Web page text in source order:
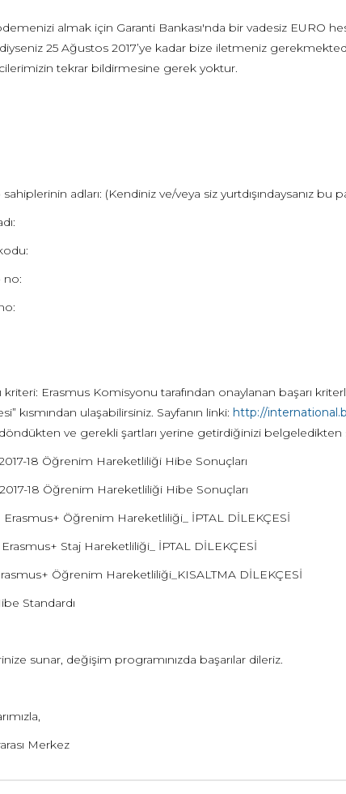
almak için Garanti Bankası'nda bir vadesiz EURO
25 Ağustos 2017’ye kadar bize iletmeniz
tekrar bildirmesine gerek yoktur.
adları: (Kendiniz ve/veya siz yurtdışındaysanız bu
no:
kriteri: Erasmus Komisyonu tarafından onaylanan başarı
kısmından ulaşabilirsiniz. Sayfanın linki: http://
ve gerekli şartları yerine getirdiğinizi belgeledikten
18 Öğrenim Hareketliliği Hibe Sonuçları
18 Öğrenim Hareketliliği Hibe Sonuçları
Erasmus+ Öğrenim Hareketliliği_ İPTAL DİLEKÇESİ
Staj Hareketliliği_ İPTAL DİLEKÇESİ
Öğrenim Hareketliliği_KISALTMA DİLEKÇESİ
Standardı
sunar, değişim programınızda başarılar dileriz.
Merkez